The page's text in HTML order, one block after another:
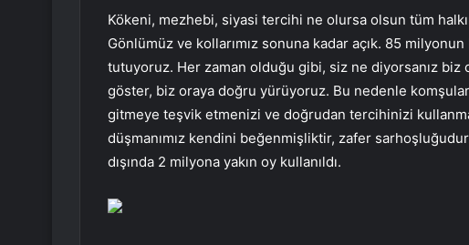
Kökeni, mezhebi, siyasi tercihi ne olursa olsun tüm
Gönlümüz ve kollarımız sonuna kadar açık. 85
tutuyoruz. Her zaman olduğu gibi, siz ne diyorsanız
göster, biz oraya doğru yürüyoruz. Bu nedenle
gitmeye teşvik etmenizi ve doğrudan tercihinizi
düşmanımız kendini beğenmişliktir, zafer
dışında 2 milyona yakın oy kullanıldı.